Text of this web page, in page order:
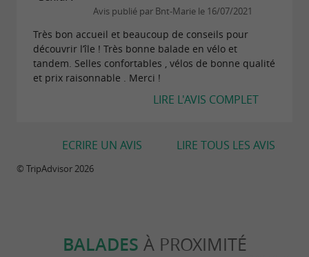
Avis publié par Bnt-Marie le 16/07/2021
Très bon accueil et beaucoup de conseils pour
découvrir l’île ! Très bonne balade en vélo et
tandem. Selles confortables , vélos de bonne qualité
et prix raisonnable . Merci !
LIRE L'AVIS COMPLET
LIRE TOUS LES AVIS
ECRIRE UN AVIS
© TripAdvisor 2026
BALADES À PROXIMITÉ